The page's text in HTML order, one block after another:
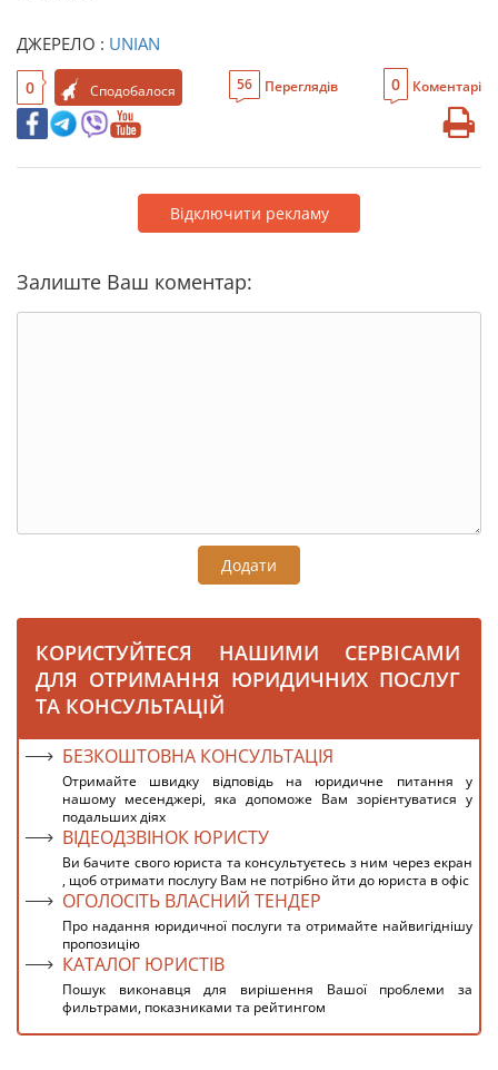
ДЖЕРЕЛО : UNIAN
0 Сподобалося 56 Переглядів 0 Коментарі
Відключити рекламу
Залиште Ваш коментар:
Додати
КОРИСТУЙТЕСЯ НАШИМИ СЕРВІСАМИ
ДЛЯ ОТРИМАННЯ ЮРИДИЧНИХ ПОСЛУГ
ТА КОНСУЛЬТАЦІЙ
БЕЗКОШТОВНА КОНСУЛЬТАЦІЯ
Отримайте швидку відповідь на юридичне питання у
нашому месенджері, яка допоможе Вам зорієнтуватися у
подальших діях
ВІДЕОДЗВІНОК ЮРИСТУ
Ви бачите свого юриста та консультуєтесь з ним через екран
, щоб отримати послугу Вам не потрібно йти до юриста в офіс
ОГОЛОСІТЬ ВЛАСНИЙ ТЕНДЕР
Про надання юридичної послуги та отримайте найвигіднішу
пропозицію
КАТАЛОГ ЮРИСТІВ
Пошук виконавця для вирішення Вашої проблеми за
фильтрами, показниками та рейтингом